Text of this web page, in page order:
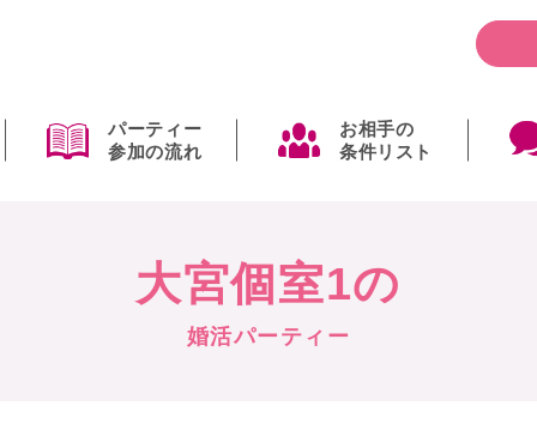
パーティー
参加の流れ
お相手の
条件リスト
大宮個室1の
婚活パーティー